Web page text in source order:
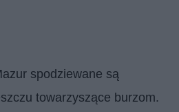
spodziewane są
towarzyszące burzom.